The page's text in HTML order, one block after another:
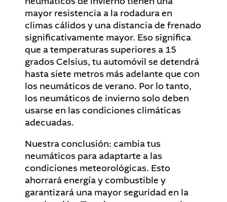
mayor resistencia a la rodadura en
climas cálidos y una distancia de frenado
significativamente mayor. Eso significa
que a temperaturas superiores a 15
grados Celsius, tu automóvil se detendrá
hasta siete metros más adelante que con
los neumáticos de verano. Por lo tanto,
los neumáticos de invierno solo deben
usarse en las condiciones climáticas
adecuadas.
Nuestra conclusión: cambia tus
neumáticos para adaptarte a las
condiciones meteorológicas. Esto
ahorrará energía y combustible y
garantizará una mayor seguridad en la